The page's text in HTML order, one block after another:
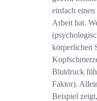
einfach einen
Arbeit hat.
körperlichen
Blutdruck
Faktor).
Beispiel